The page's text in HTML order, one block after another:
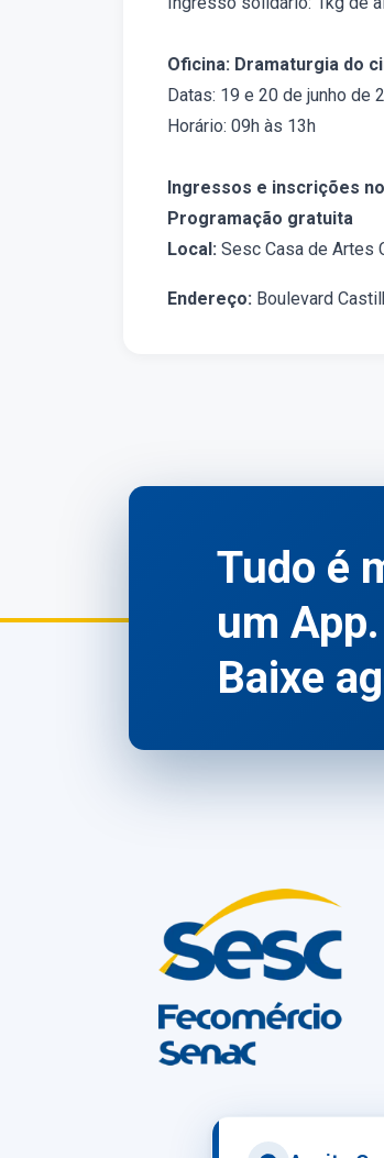
Oficina: Dramaturgia do
Datas: 19 e 20 de junho de
Horário: 09h às 13h
Ingressos e inscrições
Programação gratuita
Local: Sesc Casa de Artes
Endereço: Boulevard
Tudo é
um App.
Baixe